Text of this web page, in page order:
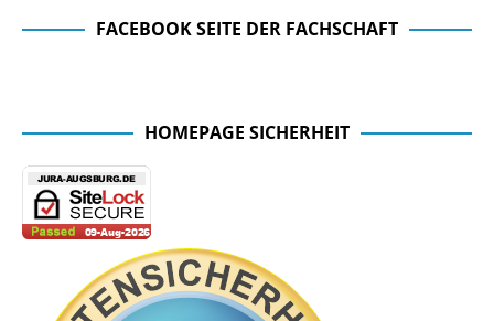
FACEBOOK SEITE DER FACHSCHAFT
HOMEPAGE SICHERHEIT